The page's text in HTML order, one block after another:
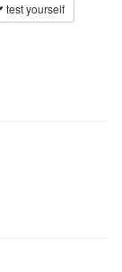
test yourself